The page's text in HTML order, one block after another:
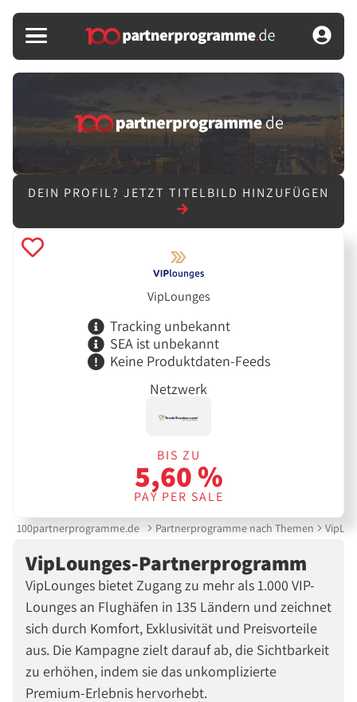
DEIN PROFIL? JETZT TITELBILD HINZUFÜGEN
VipLounges
Tracking unbekannt
SEA ist unbekannt
Keine Produktdaten-Feeds
Netzwerk
BIS ZU
5,60 %
PAY PER SALE
100partnerprogramme.de Partnerprogramme nach Themen
VipLounges-Partnerprogramm
VipLounges bietet Zugang zu mehr als 1.000 VIP-
Lounges an Flughäfen in 135 Ländern und zeichnet
sich durch Komfort, Exklusivität und Preisvorteile
aus. Die Kampagne zielt darauf ab, die Sichtbarkeit
zu erhöhen, indem sie das unkomplizierte
Premium-Erlebnis hervorhebt.